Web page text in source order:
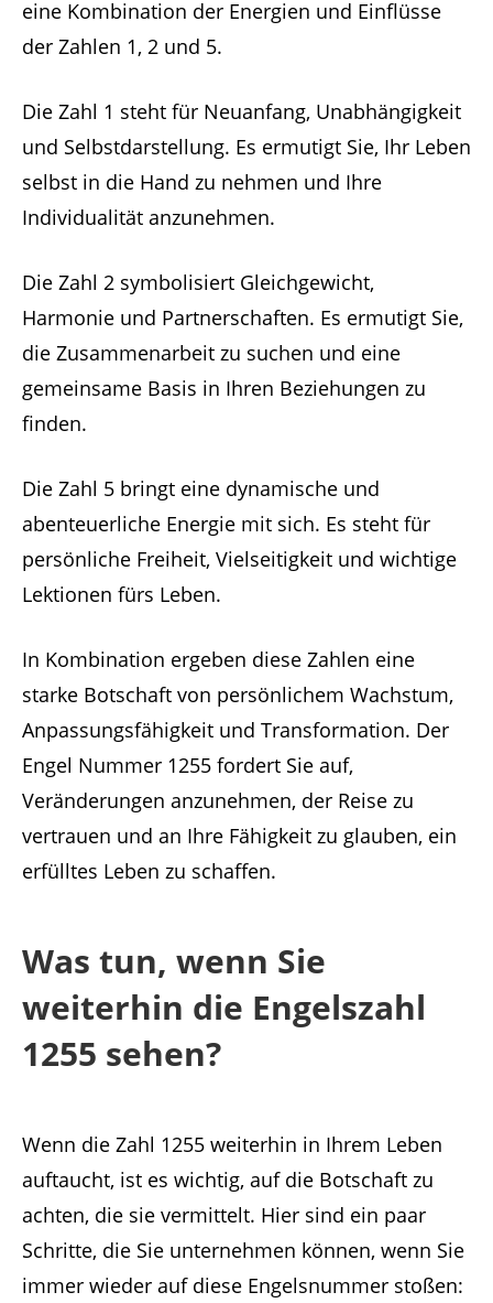
eine Kombination der Energien und Einflüsse
der Zahlen 1, 2 und 5.
Die Zahl 1 steht für Neuanfang, Unabhängigkeit
und Selbstdarstellung. Es ermutigt Sie, Ihr Leben
selbst in die Hand zu nehmen und Ihre
Individualität anzunehmen.
Die Zahl 2 symbolisiert Gleichgewicht,
Harmonie und Partnerschaften. Es ermutigt Sie,
die Zusammenarbeit zu suchen und eine
gemeinsame Basis in Ihren Beziehungen zu
finden.
Die Zahl 5 bringt eine dynamische und
abenteuerliche Energie mit sich. Es steht für
persönliche Freiheit, Vielseitigkeit und wichtige
Lektionen fürs Leben.
In Kombination ergeben diese Zahlen eine
starke Botschaft von persönlichem Wachstum,
Anpassungsfähigkeit und Transformation. Der
Engel Nummer 1255 fordert Sie auf,
Veränderungen anzunehmen, der Reise zu
vertrauen und an Ihre Fähigkeit zu glauben, ein
erfülltes Leben zu schaffen.
Was tun, wenn Sie
weiterhin die Engelszahl
1255 sehen?
Wenn die Zahl 1255 weiterhin in Ihrem Leben
auftaucht, ist es wichtig, auf die Botschaft zu
achten, die sie vermittelt. Hier sind ein paar
Schritte, die Sie unternehmen können, wenn Sie
immer wieder auf diese Engelsnummer stoßen: